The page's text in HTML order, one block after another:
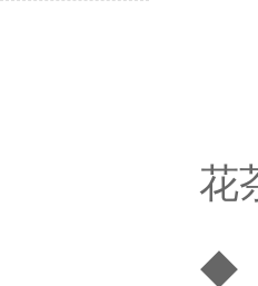
花
◆